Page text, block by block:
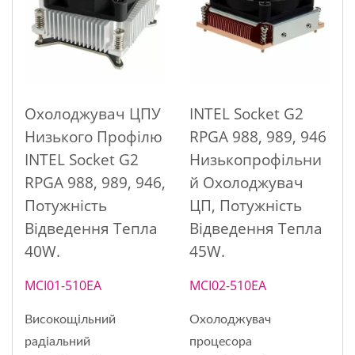
Охолоджувач ЦПУ
Низького Профілю
INTEL Socket G2
RPGA 988, 989, 946,
Потужність
Відведення Тепла
40W.
MCI01-510EA
Високощільний
радіальний
INTEL Socket G2
RPGA 988, 989, 946
Низькопрофільни
Й Охолоджувач
ЦП, Потужність
Відведення Тепла
45W.
MCI02-510EA
Охолоджувач
процесора